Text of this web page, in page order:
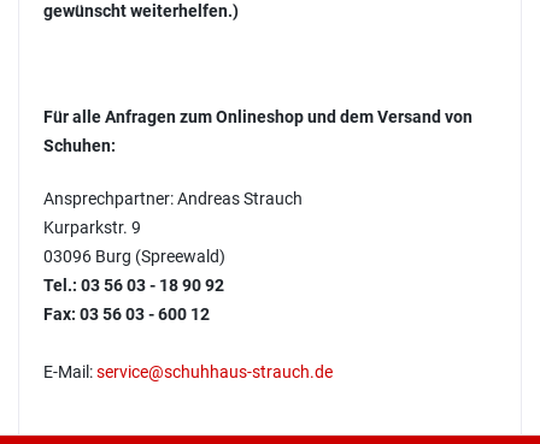
gewünscht weiterhelfen.)
Für alle Anfragen zum Onlineshop und dem Versand von
Schuhen:
Ansprechpartner: Andreas Strauch
Kurparkstr. 9
03096 Burg (Spreewald)
Tel.: 03 56 03 - 18 90 92
Fax: 03 56 03 - 600 12
E-Mail:service@schuhhaus-strauch.de